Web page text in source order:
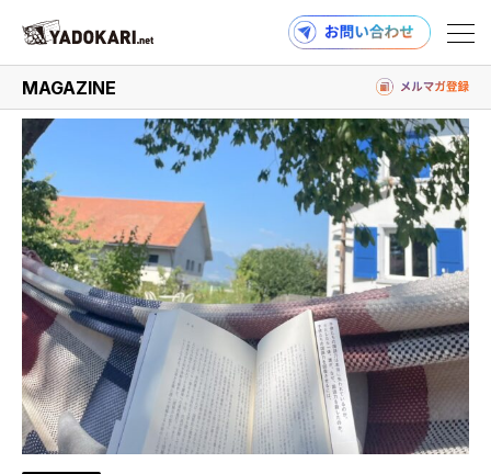
商品検索 読みもの検索
PRODUCTS
MAGAZINE
MAGAZINE
#workaway